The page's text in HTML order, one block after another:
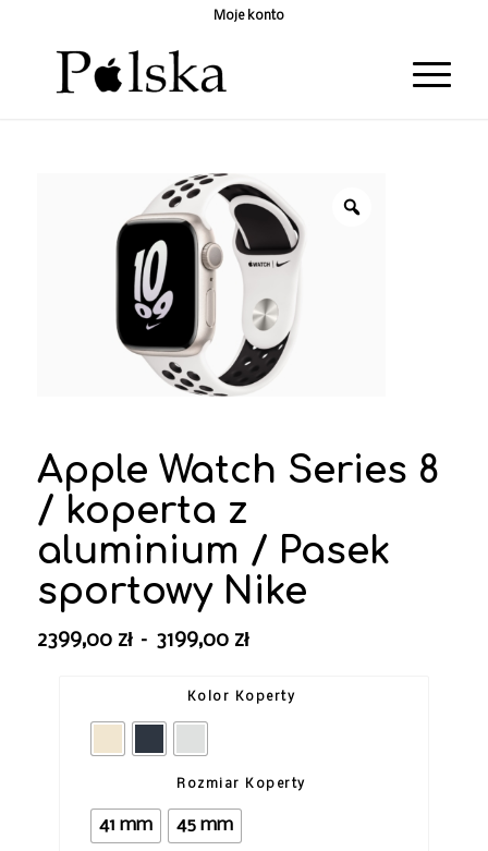
Moje konto
Apple Watch Series 8
/ koperta z
aluminium / Pasek
sportowy Nike
2399,00 zł – 3199,00 złZakres
od
Kolor Koperty
Rozmiar Koperty
41 mm 45 mm